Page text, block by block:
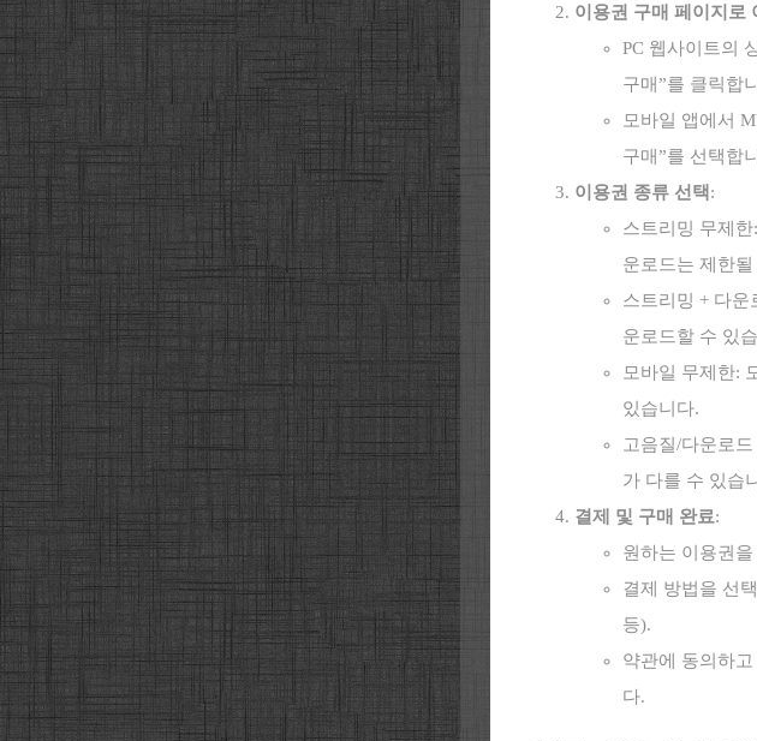
이용권 구매 페이지로
PC 웹사이트의
구매”를 클릭합
모바일 앱에서
구매”를 선택합
이용권 종류 선택 :
스트리밍 무제
운로드는 제한
스트리밍 + 다
운로드할 수 있
모바일 무제한:
있습니다.
고음질/다운로
가 다를 수 있습
결제 및 구매 완료:
원하는 이용권
결제 방법을 선
등).
약관에 동의하
다.